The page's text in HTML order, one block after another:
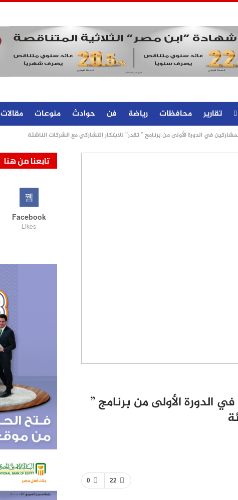
تقارير محافظات رياضة فن حوادث منوعات مقالات
في الدورة الأولى من برنامج ” تقدر” للابتكار التشاركي مع الشركات الناشئة
الدورة الأولى من برنامج ”
0 22
تابعنا من هنا
Facebook
Likes